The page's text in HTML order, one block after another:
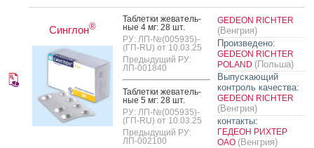
Синглон®
Таб­летки же­ватель­
ные 4 мг: 28 шт.
РУ: ЛП-№(005935)-
(ГП-RU) от 10.03.25
Предыдущий РУ:
ЛП-001840
Таб­летки же­ватель­
ные 5 мг: 28 шт.
РУ: ЛП-№(005935)-
(ГП-RU) от 10.03.25
Предыдущий РУ:
ЛП-002100
GEDEON RICHTER
(Венгрия)
Произведено:
GEDEON RICHTER
POLAND (Польша)
Выпускающий
контроль качества:
GEDEON RICHTER
(Венгрия)
контакты:
ГЕДЕОН РИХТЕР
ОАО (Венгрия)